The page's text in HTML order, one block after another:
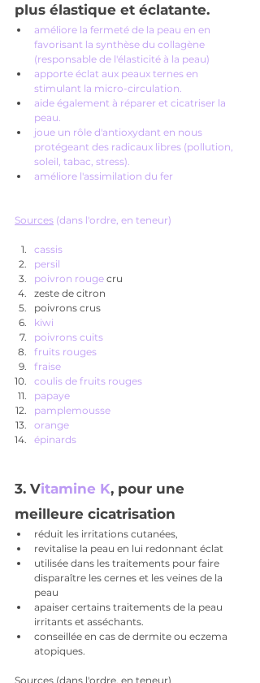
plus élastique et éclatante.
améliore la fermeté de la peau en en
favorisant la synthèse du collagène
(responsable de l'élasticité à la peau)
apporte éclat aux peaux ternes en
stimulant la micro-circulation.
aide également à réparer et cicatriser la
peau.
joue un rôle d'antioxydant en nous
protégeant des radicaux libres (pollution,
soleil, tabac, stress).
améliore l'assimilation du fer
Sources (dans l'ordre, en teneur)
cassis
persil
poivron rouge cru
zeste de citron
poivrons crus
kiwi
poivrons cuits
fruits rouges
fraise
coulis de fruits rouges
papaye
pamplemousse
orange
épinards
3. Vitamine K, pour une
meilleure cicatrisation
réduit les irritations cutanées,
revitalise la peau en lui redonnant éclat
utilisée dans les traitements pour faire
disparaître les cernes et les veines de la
peau
apaiser certains traitements de la peau
irritants et asséchants.
conseillée en cas de dermite ou eczema
atopiques.
Sources (dans l'ordre, en teneur)